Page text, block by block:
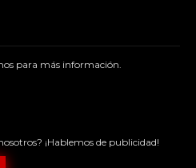
para más información.
¡Hablemos de publicidad!